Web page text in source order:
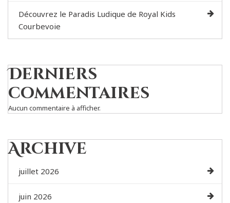
Découvrez le Paradis Ludique de Royal Kids
Courbevoie
Derniers
commentaires
Aucun commentaire à afficher.
Archive
juillet 2026
juin 2026